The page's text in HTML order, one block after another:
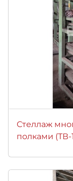
Стеллаж
полками (ТВ-